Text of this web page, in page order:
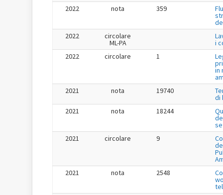
2022
nota 359
2022
circolare
ML-PA
i
2022
circolare 1
in
2021
nota 19740
di
2021
nota 18244
2021
circolare 9
2021
nota 2548